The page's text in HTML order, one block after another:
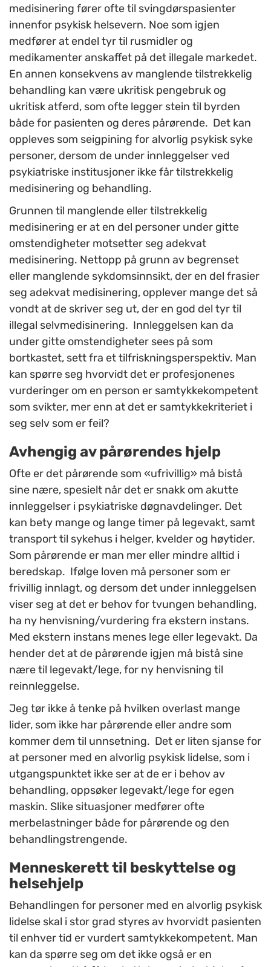
medisinering fører ofte til svingdørspasienter
innenfor psykisk helsevern. Noe som igjen
medfører at endel tyr til rusmidler og
medikamenter anskaffet på det illegale markedet.
En annen konsekvens av manglende tilstrekkelig
behandling kan være ukritisk pengebruk og
ukritisk atferd, som ofte legger stein til byrden
både for pasienten og deres pårørende. Det kan
oppleves som seigpining for alvorlig psykisk syke
personer, dersom de under innleggelser ved
psykiatriske institusjoner ikke får tilstrekkelig
medisinering og behandling.
Grunnen til manglende eller tilstrekkelig
medisinering er at en del personer under gitte
omstendigheter motsetter seg adekvat
medisinering. Nettopp på grunn av begrenset
eller manglende sykdomsinnsikt, der en del frasier
seg adekvat medisinering, opplever mange det så
vondt at de skriver seg ut, der en god del tyr til
illegal selvmedisinering. Innleggelsen kan da
under gitte omstendigheter sees på som
bortkastet, sett fra et tilfriskningsperspektiv. Man
kan spørre seg hvorvidt det er profesjonenes
vurderinger om en person er samtykkekompetent
som svikter, mer enn at det er samtykkekriteriet i
seg selv som er feil?
Avhengig av pårørendes hjelp
Ofte er det pårørende som «ufrivillig» må bistå
sine nære, spesielt når det er snakk om akutte
innleggelser i psykiatriske døgnavdelinger. Det
kan bety mange og lange timer på legevakt, samt
transport til sykehus i helger, kvelder og høytider.
Som pårørende er man mer eller mindre alltid i
beredskap. Ifølge loven må personer som er
frivillig innlagt, og dersom det under innleggelsen
viser seg at det er behov for tvungen behandling,
ha ny henvisning/vurdering fra ekstern instans.
Med ekstern instans menes lege eller legevakt. Da
hender det at de pårørende igjen må bistå sine
nære til legevakt/lege, for ny henvisning til
reinnleggelse.
Jeg tør ikke å tenke på hvilken overlast mange
lider, som ikke har pårørende eller andre som
kommer dem til unnsetning. Det er liten sjanse for
at personer med en alvorlig psykisk lidelse, som i
utgangspunktet ikke ser at de er i behov av
behandling, oppsøker legevakt/lege for egen
maskin. Slike situasjoner medfører ofte
merbelastninger både for pårørende og den
behandlingstrengende.
Menneskerett til beskyttelse og
helsehjelp
Behandlingen for personer med en alvorlig psykisk
lidelse skal i stor grad styres av hvorvidt pasienten
til enhver tid er vurdert samtykkekompetent. Man
kan da spørre seg om det ikke også er en